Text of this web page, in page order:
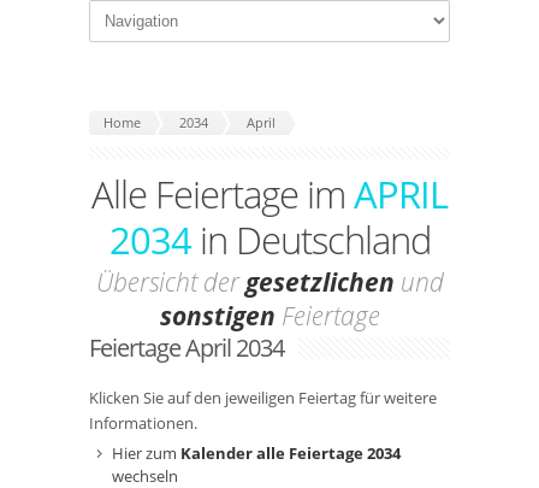
Home 2034 April
Alle Feiertage imAPRIL
2034in Deutschland
Übersicht dergesetzlichen und
sonstigen Feiertage
Feiertage April 2034
Klicken Sie auf den jeweiligen Feiertag für weitere
Informationen.
Hier zum Kalender alle Feiertage 2034
wechseln